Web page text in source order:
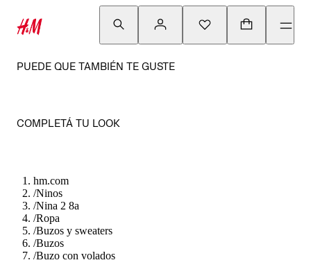
PUEDE QUE TAMBIÉN TE GUSTE
COMPLETÁ TU LOOK
hm.com
/Ninos
/Nina 2 8a
/Ropa
/Buzos y sweaters
/Buzos
/Buzo con volados